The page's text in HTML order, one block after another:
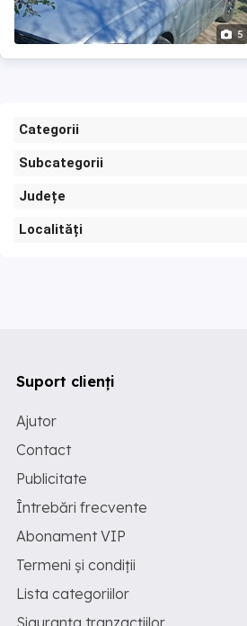
5
Categorii
Subcategorii
Județe
Localități
Suport clienți
Ajutor
Contact
Publicitate
Întrebări frecvente
Abonament VIP
Termeni și condiții
Lista categoriilor
Siguranța tranzacțiilor